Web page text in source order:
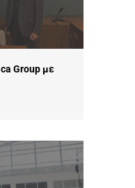
Group με